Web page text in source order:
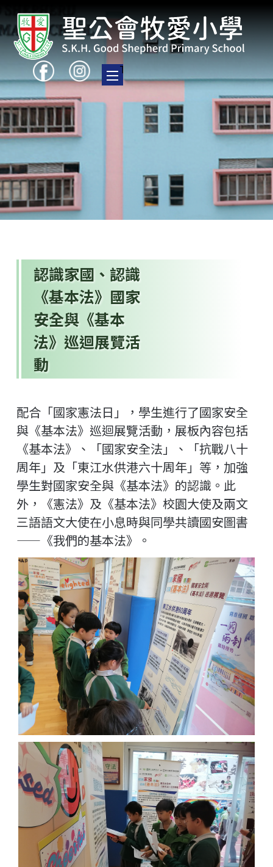
Toggle main menu visibility
認識家國、認識
《基本法》國家
安全與《基本
法》巡迴展覽活
動
配合「國家憲法日」，學生進行了國家安全
與《基本法》巡迴展覽活動，展板內容包括
《基本法》、「國家安全法」、「抗戰八十
周年」及「東江水供港六十周年」等，加強
學生對國家安全與《基本法》的認識。此
外，《憲法》及《基本法》校園大使及兩文
三語語文大使在小息時與同學共讀國安圖書
——《我們的基本法》。